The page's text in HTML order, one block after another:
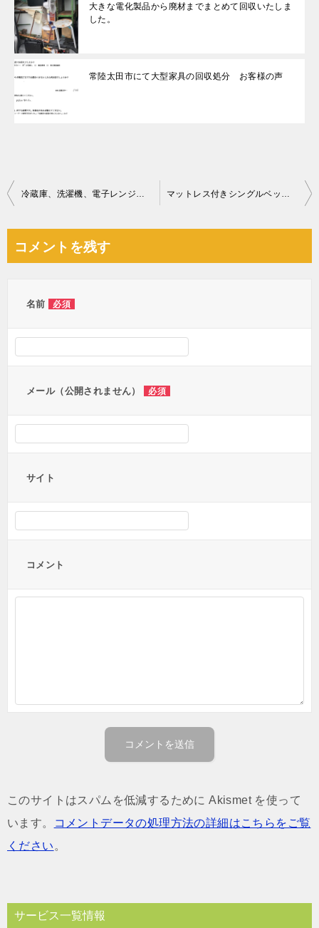
大きな電化製品から廃材までまとめて回収いたしま
した。
常陸太田市にて大型家具の回収処分 お客様の声
投
ビ
コメントを残す
名前 必須
メール（公開されません） 必須
サイト
コメント
このサイトはスパムを低減するために Akismet を使って
います。
コメントデータの処理方法の詳細はこちらをご覧
ください 。
サービス一覧情報